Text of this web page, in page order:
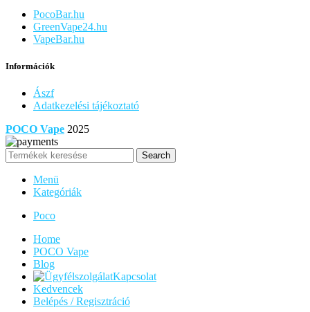
PocoBar.hu
GreenVape24.hu
VapeBar.hu
Információk
Ászf
Adatkezelési tájékoztató
POCO Vape 2025
Search
Menü
Kategóriák
Poco
Home
POCO Vape
Blog
Kapcsolat
Kedvencek
Belépés / Regisztráció